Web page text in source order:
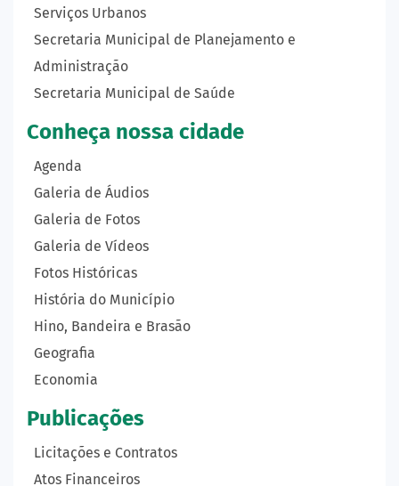
Serviços Urbanos
Secretaria Municipal de Planejamento e
Administração
Secretaria Municipal de Saúde
Conheça nossa cidade
Agenda
Galeria de Áudios
Galeria de Fotos
Galeria de Vídeos
Fotos Históricas
História do Município
Hino, Bandeira e Brasão
Geografia
Economia
Publicações
Licitações e Contratos
Atos Financeiros